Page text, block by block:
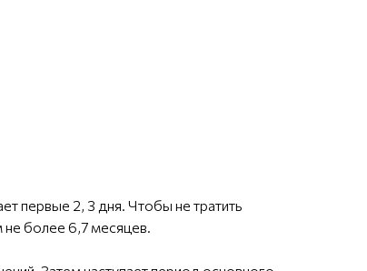
первые 2, 3 дня. Чтобы не тратить
не более 6,7 месяцев.